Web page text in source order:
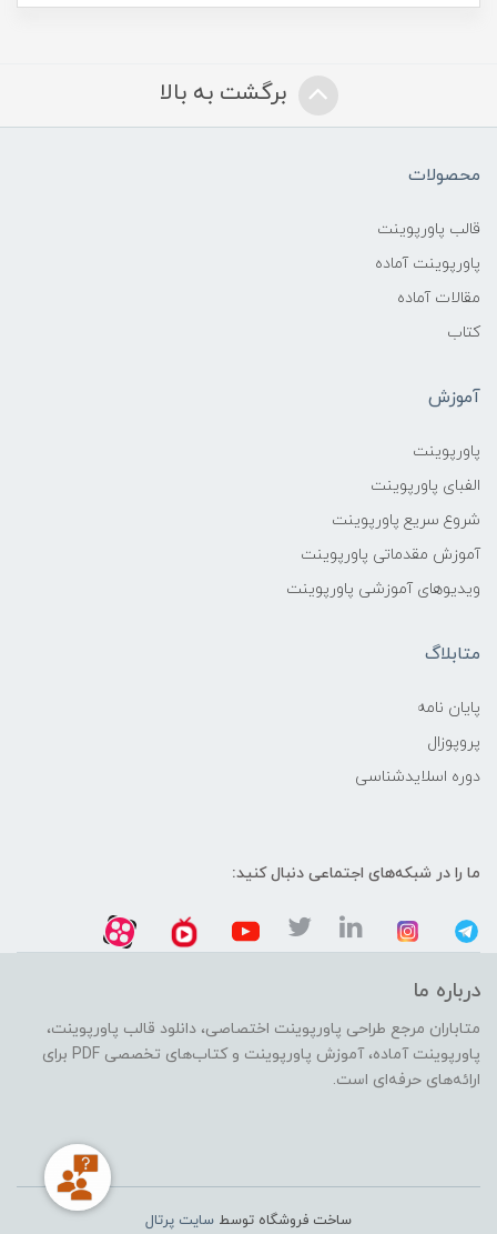
برگشت به بالا
محصولات
قالب پاورپوینت
پاورپوینت آماده
مقالات آماده
کتاب
آموزش
پاورپوینت
الفبای پاورپوینت
شروع سریع پاورپوینت
آموزش مقدماتی پاورپوینت
ویدیوهای آموزشی پاورپوینت
متابلاگ
پایان نامه
پروپوزال
دوره اسلایدشناسی
ما را در شبکه‌های اجتماعی دنبال کنید:
درباره ما
متاباران مرجع طراحی پاورپوینت اختصاصی، دانلود قالب پاورپوینت،
پاورپوینت آماده، آموزش پاورپوینت و کتاب‌های تخصصی PDF برای
ارائه‌های حرفه‌ای است.
ساخت فروشگاه توسط سایت پرتال